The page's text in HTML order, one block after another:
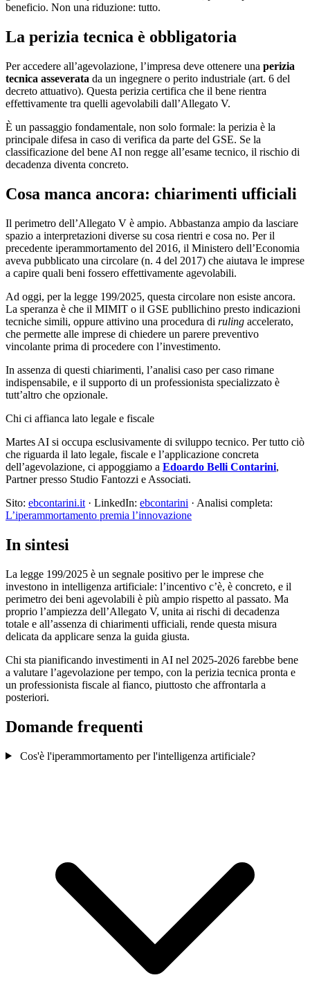
beneficio. Non una riduzione: tutto.
La perizia tecnica è obbligatoria
Per accedere all’agevolazione, l’impresa deve ottenere una perizia
tecnica asseverata da un ingegnere o perito industriale (art. 6 del
decreto attuativo). Questa perizia certifica che il bene rientra
effettivamente tra quelli agevolabili dall’Allegato V.
È un passaggio fondamentale, non solo formale: la perizia è la
principale difesa in caso di verifica da parte del GSE. Se la
classificazione del bene AI non regge all’esame tecnico, il rischio di
decadenza diventa concreto.
Cosa manca ancora: chiarimenti ufficiali
Il perimetro dell’Allegato V è ampio. Abbastanza ampio da lasciare
spazio a interpretazioni diverse su cosa rientri e cosa no. Per il
precedente iperammortamento del 2016, il Ministero dell’Economia
aveva pubblicato una circolare (n. 4 del 2017) che aiutava le imprese
a capire quali beni fossero effettivamente agevolabili.
Ad oggi, per la legge 199/2025, questa circolare non esiste ancora.
La speranza è che il MIMIT o il GSE publlichino presto indicazioni
tecniche simili, oppure attivino una procedura di ruling accelerato,
che permette alle imprese di chiedere un parere preventivo
vincolante prima di procedere con l’investimento.
In assenza di questi chiarimenti, l’analisi caso per caso rimane
indispensabile, e il supporto di un professionista specializzato è
tutt’altro che opzionale.
Chi ci affianca lato legale e fiscale
Martes AI si occupa esclusivamente di sviluppo tecnico. Per tutto ciò
che riguarda il lato legale, fiscale e l’applicazione concreta
dell’agevolazione, ci appoggiamo a Edoardo Belli Contarini,
Partner presso Studio Fantozzi e Associati.
Sito: ebcontarini.it · LinkedIn: ebcontarini · Analisi completa:
L’iperammortamento premia l’innovazione
In sintesi
La legge 199/2025 è un segnale positivo per le imprese che
investono in intelligenza artificiale: l’incentivo c’è, è concreto, e il
perimetro dei beni agevolabili è più ampio rispetto al passato. Ma
proprio l’ampiezza dell’Allegato V, unita ai rischi di decadenza
totale e all’assenza di chiarimenti ufficiali, rende questa misura
delicata da applicare senza la guida giusta.
Chi sta pianificando investimenti in AI nel 2025-2026 farebbe bene
a valutare l’agevolazione per tempo, con la perizia tecnica pronta e
un professionista fiscale al fianco, piuttosto che affrontarla a
posteriori.
Domande frequenti
Cos'è l'iperammortamento per l'intelligenza artificiale?